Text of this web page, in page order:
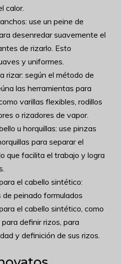
calor.
use un peine de
desenredar suavemente el
de rizarlo. Esto
y uniformes.
rizar: según el método de
las herramientas para
varillas flexibles, rodillos
o rizadores de vapor.
u horquillas: use pinzas
para separar el
que facilita el trabajo y logra
el cabello sintético:
peinado formulados
el cabello sintético, como
definir rizos, para
y definición de sus rizos.